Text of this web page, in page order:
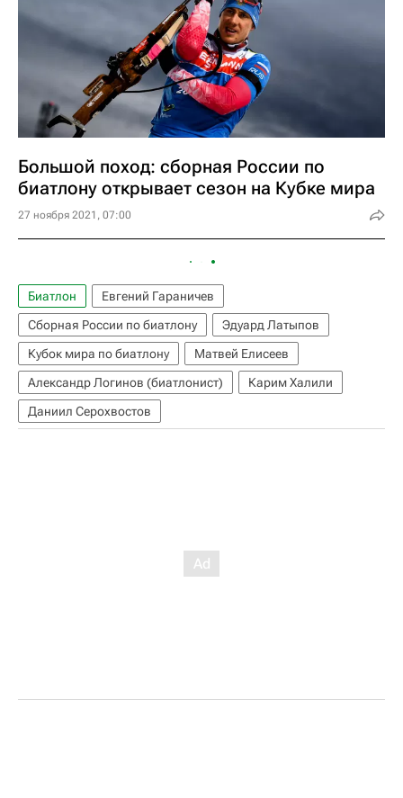
Большой поход: сборная России по
биатлону открывает сезон на Кубке мира
27 ноября 2021, 07:00
Биатлон
Евгений Гараничев
Сборная России по биатлону
Эдуард Латыпов
Кубок мира по биатлону
Матвей Елисеев
Александр Логинов (биатлонист)
Карим Халили
Даниил Серохвостов